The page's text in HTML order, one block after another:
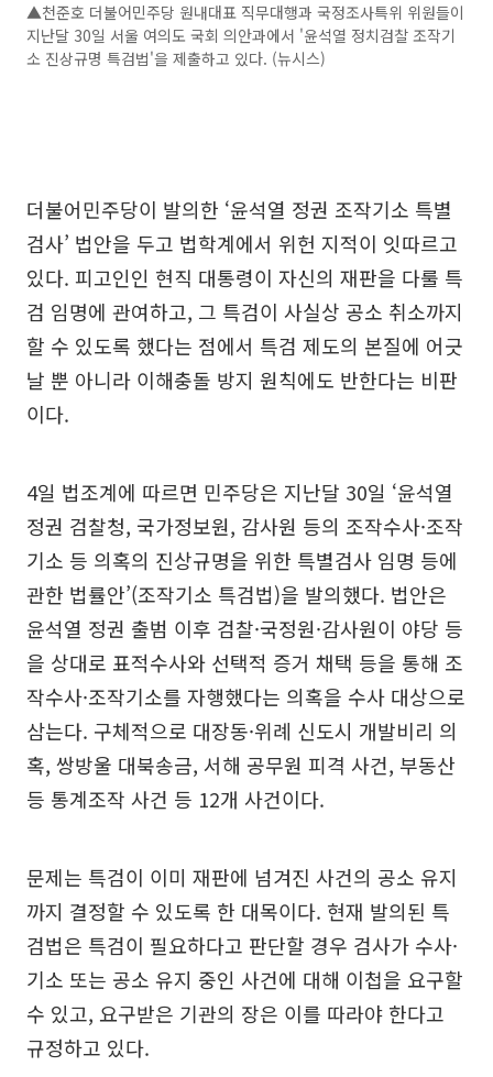
▲천준호 더불어민주당 원내대표 직무대행과 국정조사특위 위원들이
지난달 30일 서울 여의도 국회 의안과에서 '윤석열 정치검찰 조작기
소 진상규명 특검법'을 제출하고 있다. (뉴시스)
더불어민주당이 발의한 ‘윤석열 정권 조작기소 특별
검사’ 법안을 두고 법학계에서 위헌 지적이 잇따르고
있다. 피고인인 현직 대통령이 자신의 재판을 다룰 특
검 임명에 관여하고, 그 특검이 사실상 공소 취소까지
할 수 있도록 했다는 점에서 특검 제도의 본질에 어긋
날 뿐 아니라 이해충돌 방지 원칙에도 반한다는 비판
이다.
4일 법조계에 따르면 민주당은 지난달 30일 ‘윤석열
정권 검찰청, 국가정보원, 감사원 등의 조작수사·조작
기소 등 의혹의 진상규명을 위한 특별검사 임명 등에
관한 법률안’(조작기소 특검법)을 발의했다. 법안은
윤석열 정권 출범 이후 검찰·국정원·감사원이 야당 등
을 상대로 표적수사와 선택적 증거 채택 등을 통해 조
작수사·조작기소를 자행했다는 의혹을 수사 대상으로
삼는다. 구체적으로 대장동·위례 신도시 개발비리 의
혹, 쌍방울 대북송금, 서해 공무원 피격 사건, 부동산
등 통계조작 사건 등 12개 사건이다.
문제는 특검이 이미 재판에 넘겨진 사건의 공소 유지
까지 결정할 수 있도록 한 대목이다. 현재 발의된 특
검법은 특검이 필요하다고 판단할 경우 검사가 수사·
기소 또는 공소 유지 중인 사건에 대해 이첩을 요구할
수 있고, 요구받은 기관의 장은 이를 따라야 한다고
규정하고 있다.